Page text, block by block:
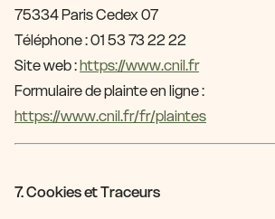
75334 Paris Cedex 07
Téléphone : 01 53 73 22 22
Site web :https://www.cnil.fr
Formulaire de plainte en ligne :
https://www.cnil.fr/fr/plaintes
7. Cookies et Traceurs